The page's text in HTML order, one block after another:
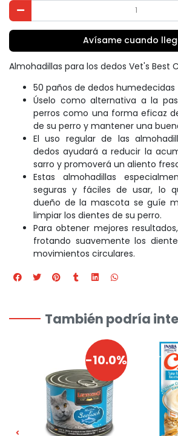
Avísame cuando
Almohadillas para los dedos Vet's Best
50 paños de dedos humedecidas
Úselo como alternativa a la
perros como una forma eficaz
de su perro y mantener una
El uso regular de las
dedos ayudará a reducir la
sarro y promoverá un aliento
Estas almohadillas
seguras y fáciles de usar, lo
dueño de la mascota se guíe
limpiar los dientes de su perro.
Para obtener mejores
frotando suavemente los
movimientos circulares.
También podría
-10.0%